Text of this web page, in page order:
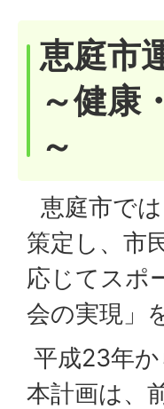
恵庭市
～健康
～
恵庭市で
策定し、市
応じてスポ
会の実現」
平成23年
本計画は、